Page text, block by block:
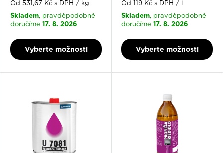
Od 531,67 Kč s DPH / kg
Skladem, pravděpodobně
doručíme 17. 8. 2026
Vyberte možnosti
Od 119 Kč s DPH / l
Skladem, pravděpodobně
doručíme 17. 8. 2026
Vyberte možnosti